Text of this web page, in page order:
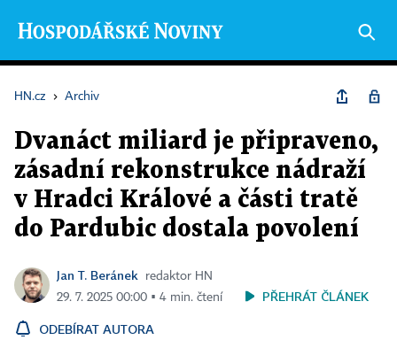
HN.cz › Archiv
Dvanáct miliard je připraveno,
zásadní rekonstrukce nádraží
v Hradci Králové a části tratě
do Pardubic dostala povolení
Jan T. Beránek
redaktor HN
29. 7. 2025 00:00 ▪ 4 min. čtení
PŘEHRÁT ČLÁNEK
ODEBÍRAT AUTORA